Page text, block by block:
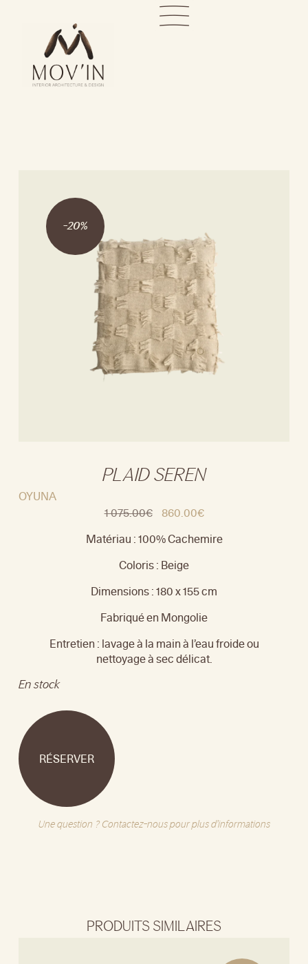
-20%
PLAID SEREN
OYUNA
1 075.00€ 860.00€
Matériau : 100% Cachemire
Coloris : Beige
Dimensions : 180 x 155 cm
Fabriqué en Mongolie
Entretien : lavage à la main à l’eau froide ou
nettoyage à sec délicat.
En stock
RÉSERVER
Une question ? Contactez-nous pour plus d'informations
PRODUITS SIMILAIRES